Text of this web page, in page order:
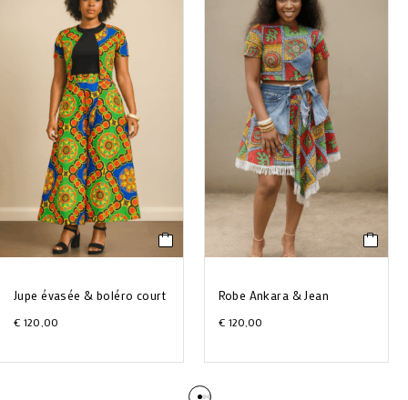
Jupe évasée & boléro court
€ 120,00
Robe Ankara & Jean
€ 120,00